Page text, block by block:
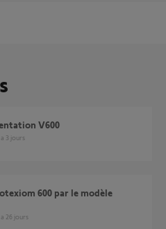
V600
a 3 jours
a 26 jours